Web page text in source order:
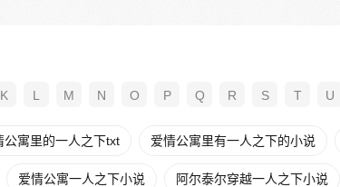
K L M N O P Q R S T U
公寓里的一人之下txt 爱情公寓里有一人之下的小说
爱情公寓一人之下小说 阿尔泰尔穿越一人之下小说